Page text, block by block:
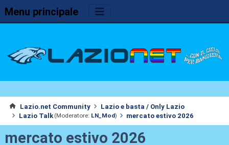
Menu principale
Lazio.net Community
Lazio e basta / Only Lazio
Lazio Talk (Moderatore: LN_Mod) mercato estivo 2026
mercato estivo 2026